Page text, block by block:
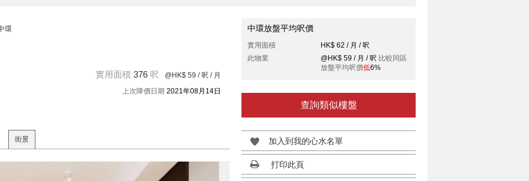
環
實用面積 376 呎 @HK$ 59 / 呎 / 月
上次降價日期 2021年08月14日
街景
中環放盤平均呎價
實用面積
HK$ 62 / 月 / 呎
此物業
@HK$ 59 / 月 / 呎 比較同區
放盤平均呎價低6%
查詢類似樓盤
加入到我的心水名單
打印此頁